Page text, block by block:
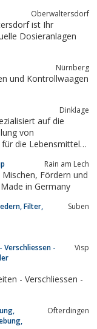
Oberwaltersdorf
ist Ihr
Dosieranlagen
Nürnberg
Dinklage
auf die
von
die Lebensmittel-,
Rain am Lech
in Germany
Filter,
Suben
-
Visp
- Verschliessen -
Ofterdingen